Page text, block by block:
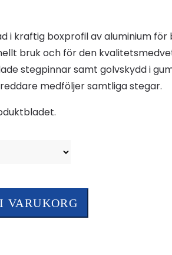
i kraftig boxprofil av aluminium för
bruk och för den
stegpinnar samt golvskydd i
medföljer samtliga stegar.